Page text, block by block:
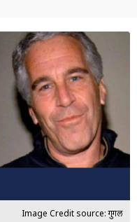
Image Credit source: गुगल